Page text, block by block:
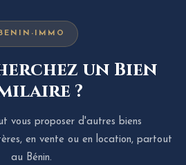
BENIN-IMMO
un Bien
?
vous proposer d'autres biens
en vente ou en location, partout
au Bénin.